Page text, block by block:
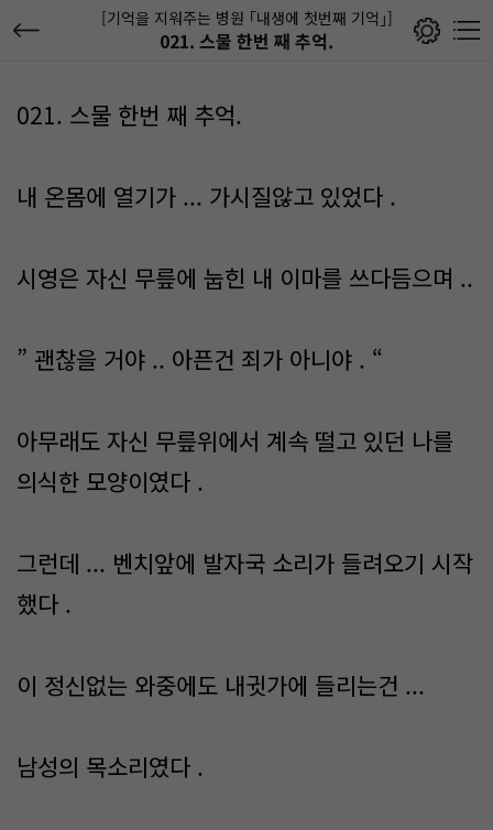
[기억을 지워주는 병원 ｢내생에 첫번째 기억｣]
021. 스물 한번 째 추억.
021. 스물 한번 째 추억.
내 온몸에 열기가 ... 가시질않고 있었다 .
시영은 자신 무릎에 눕힌 내 이마를 쓰다듬으며 ..
” 괜찮을 거야 .. 아픈건 죄가 아니야 . “
아무래도 자신 무릎위에서 계속 떨고 있던 나를
의식한 모양이였다 .
그런데 ... 벤치앞에 발자국 소리가 들려오기 시작
했다 .
이 정신없는 와중에도 내귓가에 들리는건 ...
남성의 목소리였다 .